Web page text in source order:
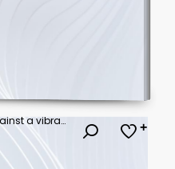
Majestic oak tree silhouetted against a vibrant sunrise sky with morning mist blanketing the field